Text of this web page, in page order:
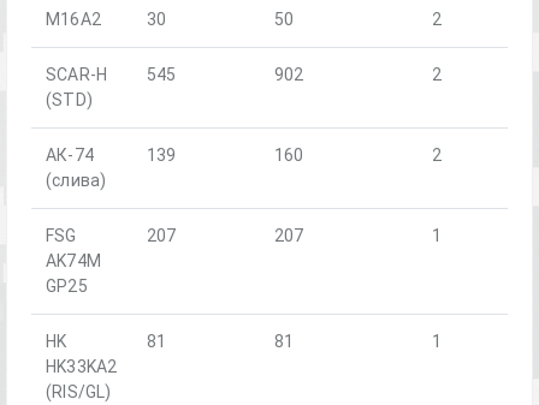
M16A2 30 50 2
SCAR-H
(STD)
545 902 2
АК-74
(слива)
139 160 2
FSG
AK74M
GP25
207 207 1
HK
HK33KA2
(RIS/GL)
81 81 1